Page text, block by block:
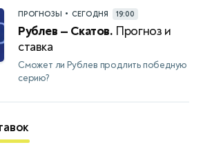
ПРОГНОЗЫ • СЕГОДНЯ 19:00
Рублев — Скатов. Прогноз и
ставка
Сможет ли Рублев продлить победную
серию?